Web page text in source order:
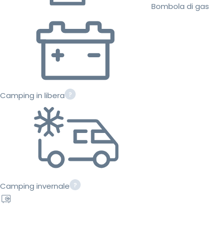
Bombola di gas
Camping in libera
Camping invernale